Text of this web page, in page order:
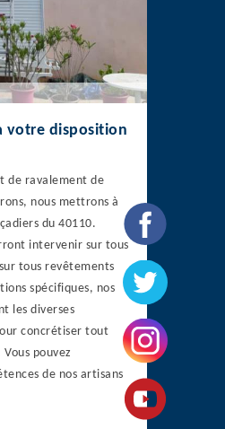
votre disposition
de ravalement de
nous mettrons à
du 40110.
intervenir sur tous
tous revêtements
spécifiques, nos
les diverses
concrétiser tout
pouvez
de nos artisans